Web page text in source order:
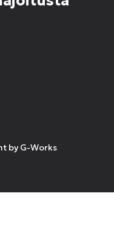
by G-Works